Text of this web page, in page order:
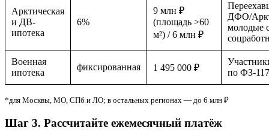
Арктическая
и ДВ-
ипотека
6%
9 млн ₽
(площадь >60
м²) / 6 млн ₽
ДФО/
молодые
Военная
ипотека
фиксированная 1 495 000 ₽
по ФЗ-117
*для Москвы, МО, СПб и ЛО; в остальных регионах — до 6 млн ₽
Шаг 3. Рассчитайте ежемесячный платёж